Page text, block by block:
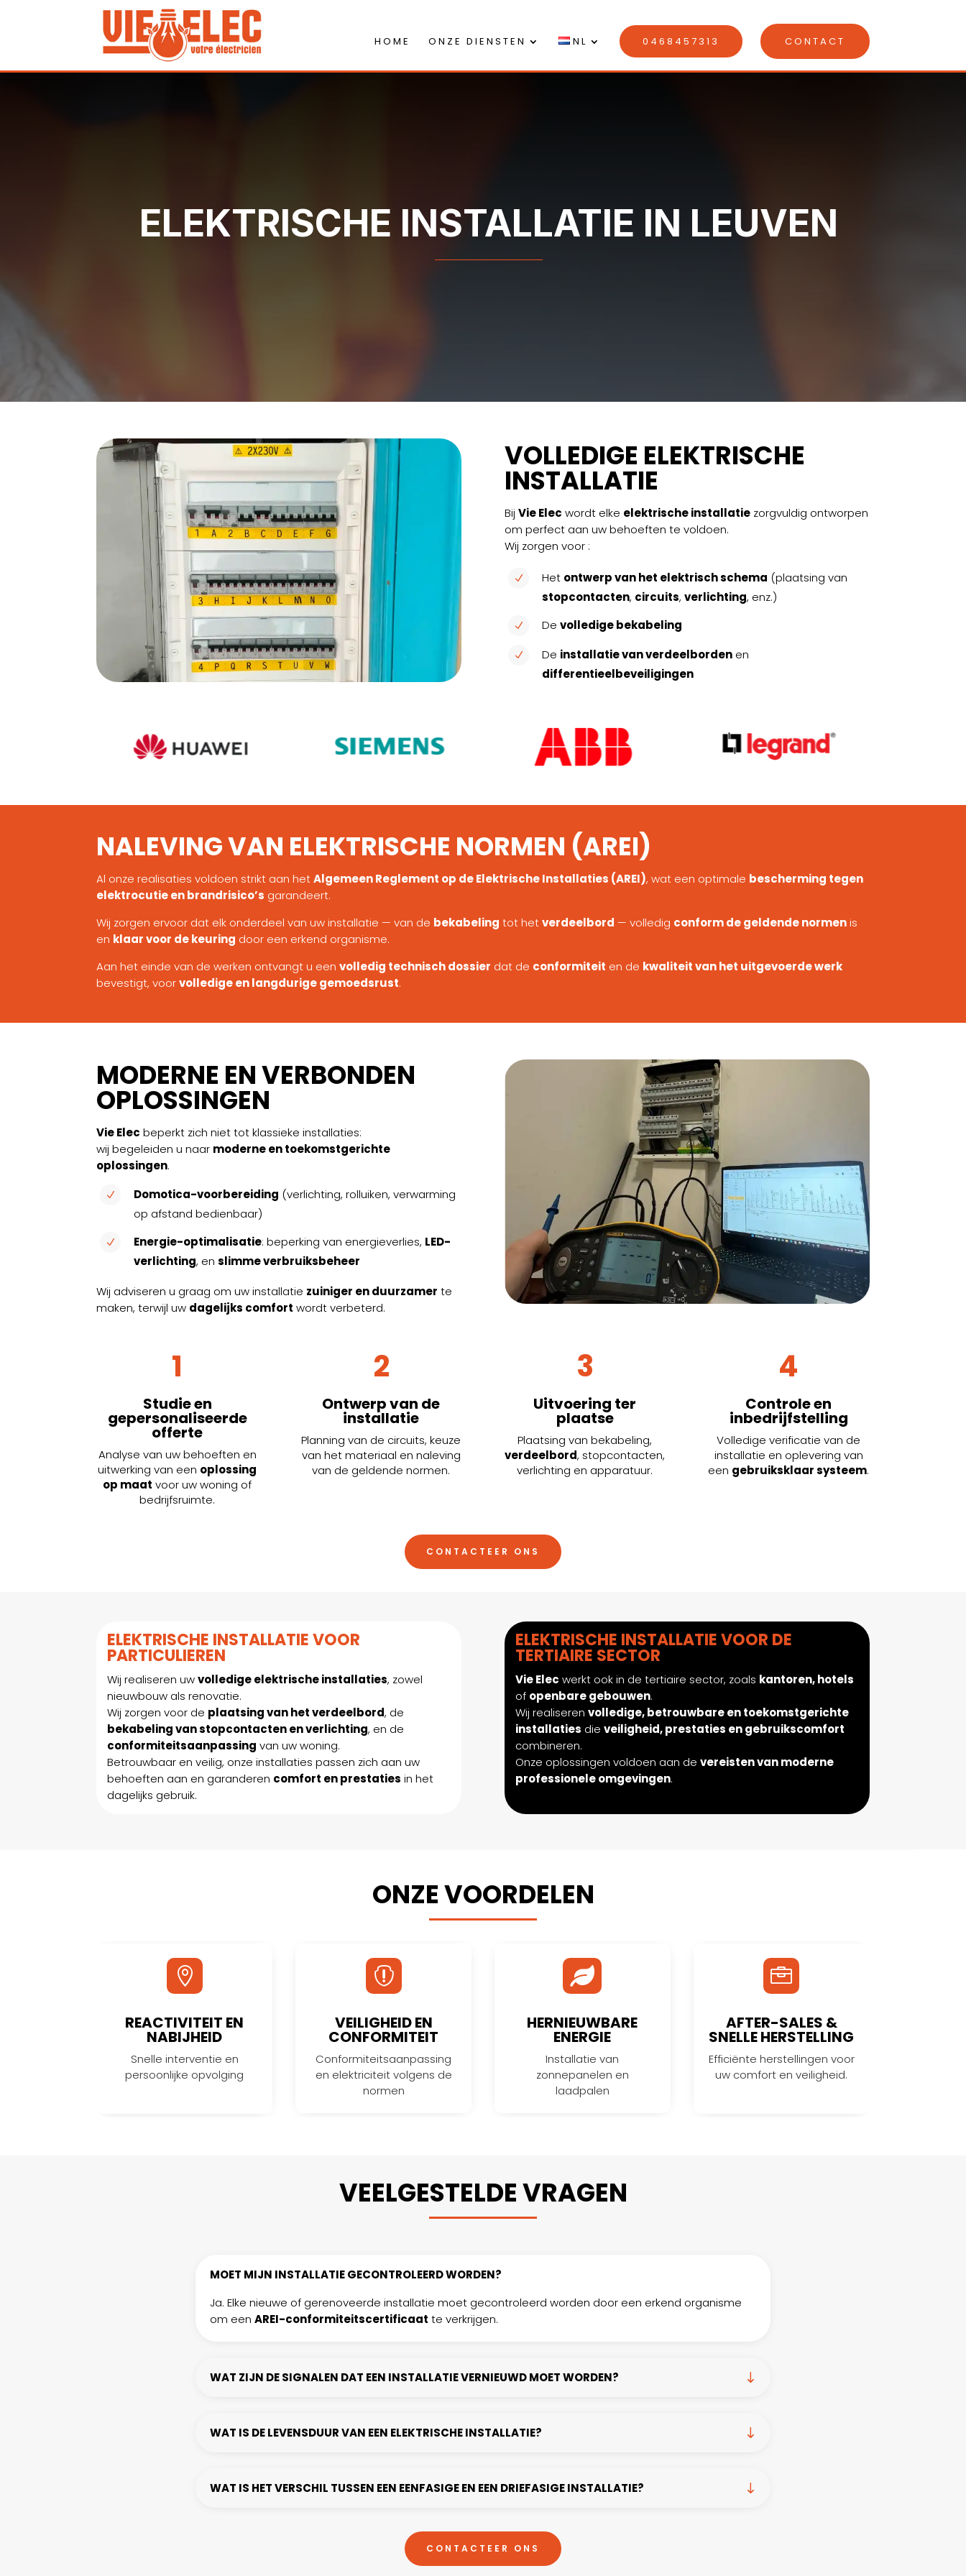
HOME ONZE DIENSTEN NL 0468457313 CONTACT
ELEKTRISCHE INSTALLATIE IN LEUVEN
VOLLEDIGE ELEKTRISCHE
INSTALLATIE
Bij Vie Elec wordt elke elektrische installatiezorgvuldig ontworpen
om perfect aan uw behoeften te voldoen.
Wij zorgen voor :
N Het ontwerp van het elektrisch schema (plaatsing van
stopcontacten, circuits, verlichting, enz.)
N De volledige bekabeling
N De installatie van verdeelbordenen
differentieelbeveiligingen
NALEVING VAN ELEKTRISCHE NORMEN (AREI)
Al onze realisaties voldoen strikt aan hetAlgemeen Reglement op de Elektrische Installaties (AREI), wat een optimale bescherming tegen
elektrocutie en brandrisico’s garandeert.
Wij zorgen ervoor dat elk onderdeel van uw installatie — van de bekabeling tot hetverdeelbord — volledig conform de geldende normenis
en klaar voor de keuring door een erkend organisme.
Aan het einde van de werken ontvangt u eenvolledig technisch dossier dat de conformiteit en de kwaliteit van het uitgevoerde werk
bevestigt, voorvolledige en langdurige gemoedsrust.
MODERNE EN VERBONDEN
OPLOSSINGEN
Vie Elec beperkt zich niet tot klassieke installaties:
wij begeleiden u naar moderne en toekomstgerichte
oplossingen.
N Domotica-voorbereiding (verlichting, rolluiken, verwarming
op afstand bedienbaar)
N Energie-optimalisatie: beperking van energieverlies, LED-
verlichting, enslimme verbruiksbeheer
Wij adviseren u graag om uw installatie zuiniger en duurzamer te
maken, terwijl uw dagelijks comfort wordt verbeterd.
1
Studie en
gepersonaliseerde
offerte
Analyse van uw behoeften en
uitwerking van een oplossing
op maat voor uw woning of
bedrijfsruimte.
2
Ontwerp van de
installatie
Planning van de circuits, keuze
van het materiaal en naleving
van de geldende normen.
3
Uitvoering ter
plaatse
Plaatsing van bekabeling,
verdeelbord, stopcontacten,
verlichting en apparatuur.
4
Controle en
inbedrijfstelling
Volledige verificatie van de
installatie en oplevering van
een gebruiksklaar systeem.
CONTACTEER ONS
ELEKTRISCHE INSTALLATIE VOOR
PARTICULIEREN
Wij realiseren uwvolledige elektrische installaties, zowel
nieuwbouw als renovatie.
Wij zorgen voor de plaatsing van het verdeelbord, de
bekabeling van stopcontacten en verlichting, en de
conformiteitsaanpassing van uw woning.
Betrouwbaar en veilig, onze installaties passen zich aan uw
behoeften aan en garanderen comfort en prestaties in het
dagelijks gebruik.
ELEKTRISCHE INSTALLATIE VOOR DE
TERTIAIRE SECTOR
Vie Elec werkt ook in de tertiaire sector, zoals kantoren, hotels
of openbare gebouwen.
Wij realiseren volledige, betrouwbare en toekomstgerichte
installaties die veiligheid, prestaties en gebruikscomfort
combineren.
Onze oplossingen voldoen aan de vereisten van moderne
professionele omgevingen.
ONZE VOORDELEN

REACTIVITEIT EN
NABIJHEID
Snelle interventie en
persoonlijke opvolging

VEILIGHEID EN
CONFORMITEIT
Conformiteitsaanpassing
en elektriciteit volgens de
normen

HERNIEUWBARE
ENERGIE
Installatie van
zonnepanelen en
laadpalen

AFTER-SALES &
SNELLE HERSTELLING
Efficiënte herstellingen voor
uw comfort en veiligheid.
VEELGESTELDE VRAGEN
MOET MIJN INSTALLATIE GECONTROLEERD WORDEN?
Ja. Elke nieuwe of gerenoveerde installatie moet gecontroleerd worden door een erkend organisme
om een AREI-conformiteitscertificaat te verkrijgen.
WAT ZIJN DE SIGNALEN DAT EEN INSTALLATIE VERNIEUWD MOET WORDEN?
WAT IS DE LEVENSDUUR VAN EEN ELEKTRISCHE INSTALLATIE?
WAT IS HET VERSCHIL TUSSEN EEN EENFASIGE EN EEN DRIEFASIGE INSTALLATIE?
CONTACTEER ONS